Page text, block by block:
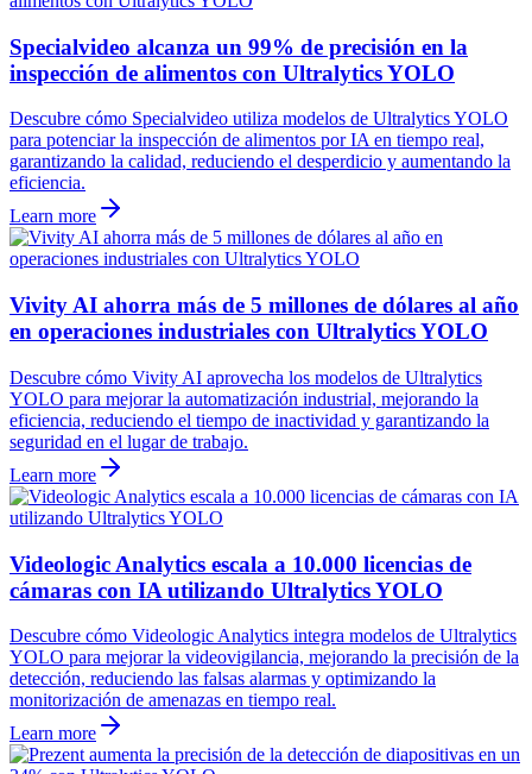
Specialvideo alcanza un 99% de precisión en la
inspección de alimentos con Ultralytics YOLO
Descubre cómo Specialvideo utiliza modelos de Ultralytics YOLO
para potenciar la inspección de alimentos por IA en tiempo real,
garantizando la calidad, reduciendo el desperdicio y aumentando la
eficiencia.
Learn more
Vivity AI ahorra más de 5 millones de dólares al año
en operaciones industriales con Ultralytics YOLO
Descubre cómo Vivity AI aprovecha los modelos de Ultralytics
YOLO para mejorar la automatización industrial, mejorando la
eficiencia, reduciendo el tiempo de inactividad y garantizando la
seguridad en el lugar de trabajo.
Learn more
Videologic Analytics escala a 10.000 licencias de
cámaras con IA utilizando Ultralytics YOLO
Descubre cómo Videologic Analytics integra modelos de Ultralytics
YOLO para mejorar la videovigilancia, mejorando la precisión de la
detección, reduciendo las falsas alarmas y optimizando la
monitorización de amenazas en tiempo real.
Learn more